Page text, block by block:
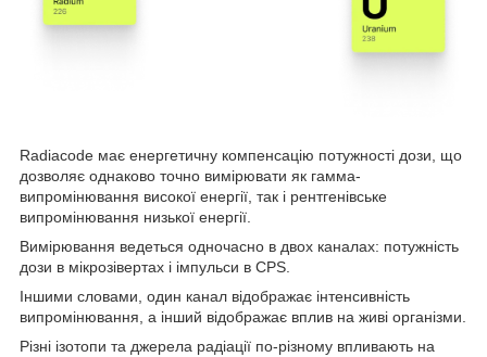
Radiacode має енергетичну компенсацію потужності дози, що
дозволяє однаково точно вимірювати як гамма-
випромінювання високої енергії, так і рентгенівське
випромінювання низької енергії.
Вимірювання ведеться одночасно в двох каналах: потужність
дози в мікрозівертах і імпульси в CPS.
Іншими словами, один канал відображає інтенсивність
випромінювання, а інший відображає вплив на живі організми.
Різні ізотопи та джерела радіації по-різному впливають на